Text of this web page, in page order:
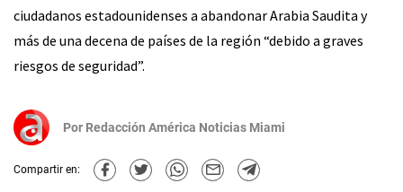
ciudadanos estadounidenses a abandonar Arabia Saudita y
más de una decena de países de la región “debido a graves
riesgos de seguridad”.
Por Redacción América Noticias Miami
Compartir en: